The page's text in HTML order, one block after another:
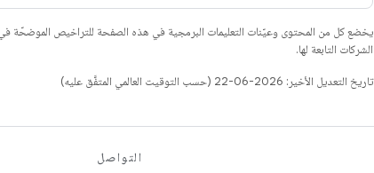
يخضع كل من المحتوى وعيّنات التعليمات البرمجية في هذه الصفحة للتراخيص الموضحّة
الشركات التابعة لها.
تاريخ التعديل الأخير: 2026-06-22 (حسب التوقيت العالمي المتفَّق عليه)
التواصل